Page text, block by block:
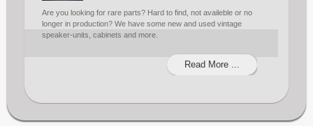
Are you looking for rare parts? Hard to find, not availeble or no
longer in production? We have some new and used vintage
speaker-units, cabinets and more.
Read More ...